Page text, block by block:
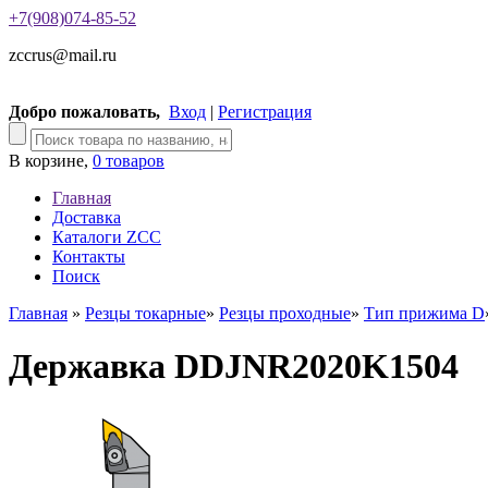
+7(908)074-85-52
zccrus@mail.ru
Добро пожаловать, Вход | Регистрация
В корзине, 0 товаров
Главная
Доставка
Каталоги ZCC
Контакты
Поиск
Главная » Резцы токарные» Резцы проходные» Тип прижима D
Державка DDJNR2020K1504